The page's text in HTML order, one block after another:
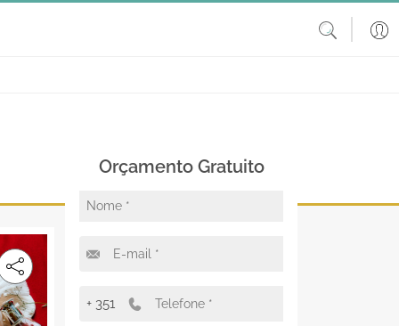
Orçamento Gratuito
+ 351